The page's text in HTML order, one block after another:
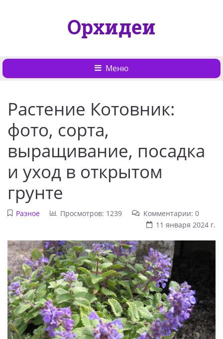
Орхидеи
Меню
Растение Котовник:
фото, сорта,
выращивание, посадка
и уход в открытом
грунте
Разное Просмотров: 1239
Комментарии: 0
11 января 2024 г.